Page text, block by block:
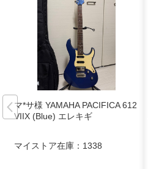
マ*サ様 YAMAHA PACIFICA 612
VIIX (Blue) エレキギ
マイストア在庫： 1338